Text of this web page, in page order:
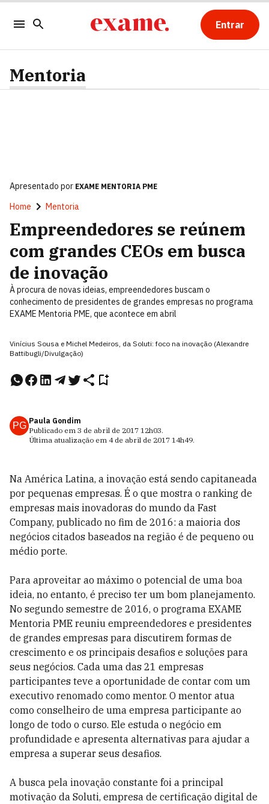
Entrar
Mentoria
Apresentado por EXAME MENTORIA PME
Home Mentoria
Empreendedores se reúnem
com grandes CEOs em busca
de inovação
À procura de novas ideias, empreendedores buscam o
conhecimento de presidentes de grandes empresas no programa
EXAME Mentoria PME, que acontece em abril
Vinícius Sousa e Michel Medeiros, da Soluti: foco na inovação (Alexandre
Battibugli/Divulgação)
PG Paula Gondim
Publicado em 3 de abril de 2017 12h03.
Última atualização em 4 de abril de 2017 14h49.
Na América Latina, a inovação está sendo capitaneada
por pequenas empresas. É o que mostra o ranking de
empresas mais inovadoras do mundo da Fast
Company, publicado no fim de 2016: a maioria dos
negócios citados baseados na região é de pequeno ou
médio porte.
Para aproveitar ao máximo o potencial de uma boa
ideia, no entanto, é preciso ter um bom planejamento.
No segundo semestre de 2016, o programa EXAME
Mentoria PME reuniu empreendedores e presidentes
de grandes empresas para discutirem formas de
crescimento e os principais desafios e soluções para
seus negócios. Cada uma das 21 empresas
participantes teve a oportunidade de contar com um
executivo renomado como mentor. O mentor atua
como conselheiro de uma empresa participante ao
longo de todo o curso. Ele estuda o negócio em
profundidade e apresenta alternativas para ajudar a
empresa a superar seus desafios.
A busca pela inovação constante foi a principal
motivação da Soluti, empresa de certificação digital de